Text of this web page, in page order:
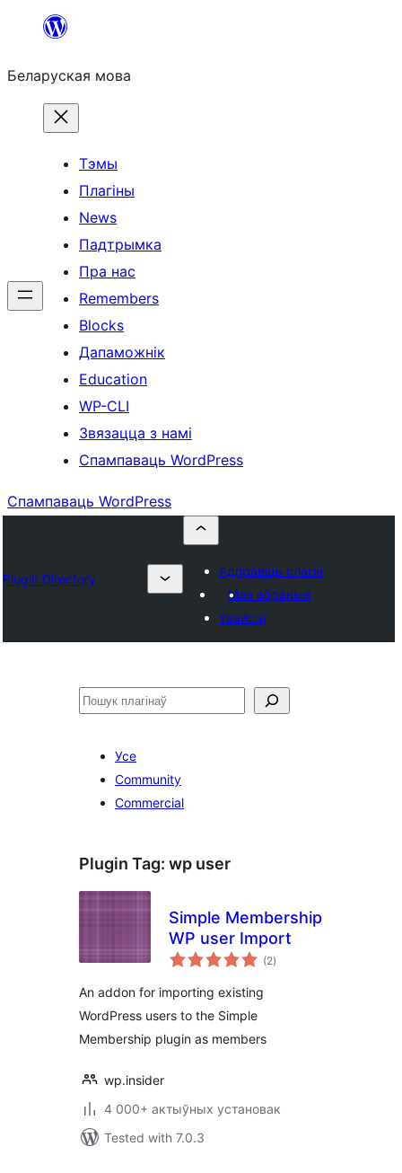
Перайсці
змесціва
Беларуская мова
Тэмы
Плагіны
News
Падтрымка
Пра нас
Remembers
Blocks
Дапаможнік
Education
WP-CLI
Звязацца з намі
Спампаваць WordPress
Спампаваць WordPress
Plugin Directory
Адправіць плагін
Мае абраныя
Увайсці
Пошук
Усе
Community
Commercial
Plugin Tag: wp user
Simple Membership
WP user Import
(2total
ratings
)
An addon for importing existing
WordPress users to the Simple
Membership plugin as members
wp.insider
4 000+ актыўных установак
Tested with 7.0.3